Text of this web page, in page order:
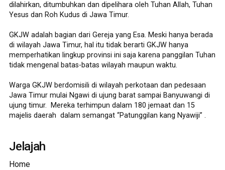
dilahirkan, ditumbuhkan dan dipelihara oleh Tuhan Allah, Tuhan
Yesus dan Roh Kudus di Jawa Timur.
GKJW adalah bagian dari Gereja yang Esa. Meski hanya berada
di wilayah Jawa Timur, hal itu tidak berarti GKJW hanya
memperhatikan lingkup provinsi ini saja karena panggilan Tuhan
tidak mengenal batas-batas wilayah maupun waktu.
Warga GKJW berdomisili di wilayah perkotaan dan pedesaan
Jawa Timur mulai Ngawi di ujung barat sampai Banyuwangi di
ujung timur. Mereka terhimpun dalam 180 jemaat dan 15
majelis daerah dalam semangat “Patunggilan kang Nyawiji” .
Jelajah
Home